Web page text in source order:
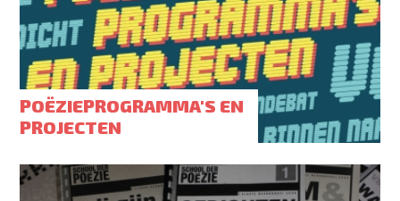
POËZIEPROGRAMMA'S EN
PROJECTEN